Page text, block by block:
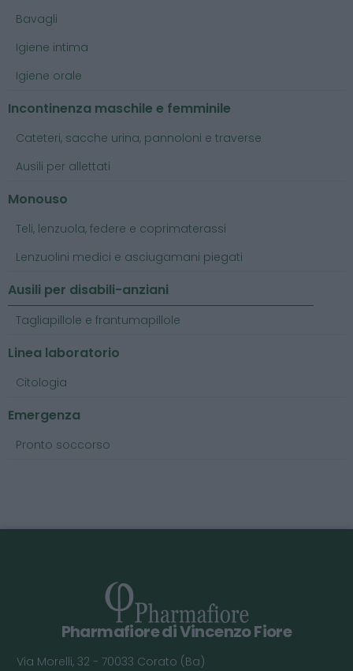
Bavagli
Igiene intima
Igiene orale
Incontinenza maschile e femminile
Cateteri, sacche urina, pannoloni e traverse
Ausili per allettati
Monouso
Teli, lenzuola, federe e coprimaterassi
Lenzuolini medici e asciugamani piegati
Ausili per disabili-anziani
Tagliapillole e frantumapillole
Linea laboratorio
Citologia
Emergenza
Pronto soccorso
Pharmafiore di Vincenzo Fiore
Via Morelli, 32 - 70033 Corato (Ba)